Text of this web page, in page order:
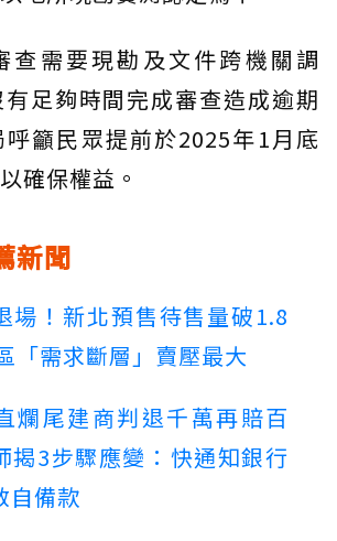
查需要現勘及文件跨機關調
足夠時間完成審查造成逾期
籲民眾提前於2025年1月底
確保權益。
新聞
場！新北預售待售量破1.8
「需求斷層」賣壓最大
爛尾建商判退千萬再賠百
揭3步驟應變：快通知銀行
自備款